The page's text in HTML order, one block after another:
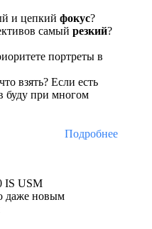
и цепкий фокус?
самый резкий?
портреты в
взять? Если есть
буду при многом
Подробнее
IS USM
даже новым